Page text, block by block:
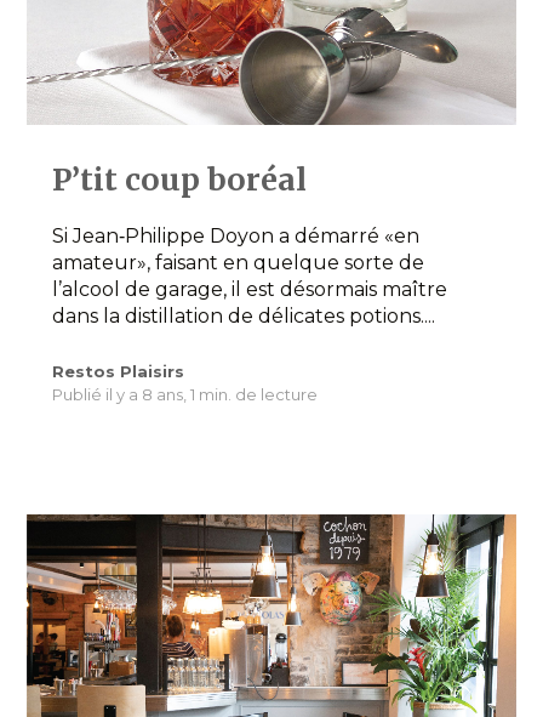
P’tit coup boréal
Si Jean‐Philippe Doyon a démarré «en
amateur», faisant en quelque sorte de
l’alcool de garage, il est désormais maître
dans la distillation de délicates potions....
Restos Plaisirs
Publié il y a 8 ans, 1 min. de lecture